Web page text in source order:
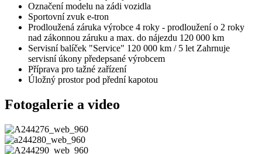
Označení modelu na zádi vozidla
Sportovní zvuk e-tron
Prodloužená záruka výrobce 4 roky - prodloužení o 2 roky
nad zákonnou záruku a max. do nájezdu 120 000 km
Servisní balíček "Service" 120 000 km / 5 let Zahrnuje
servisní úkony předepsané výrobcem
Příprava pro tažné zařízení
Úložný prostor pod přední kapotou
Fotogalerie a video